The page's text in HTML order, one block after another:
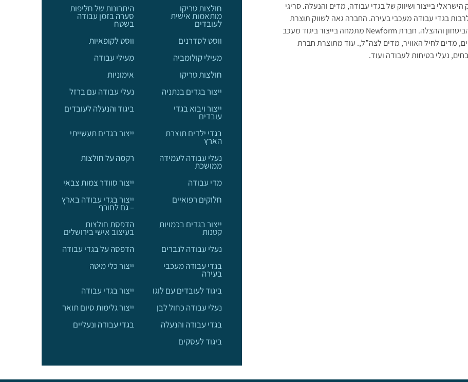
בייצור ושיווק של בגדי עבודה, מדים והנעלה. סריגי
בגדי עבודה מעכבי בעירה. החברה גאה לשווק תוצרת
כחול לבן עבור עובדים מקצועיים במגוון תחובים כולל כוחות הביטחון וההצלה. חברת Newform מתמחה בייצור ביגוד מעכב
מדים לחיל האוויר, מדים לצה”ל,. עוד מתוצרת חברת
חולצות טריקו
מותאמות אישית
לעובדים
היתרונות של חליפות
סערה בזמן עבודה
בשטח
ווסט לסדרנים
ווסט לקופאיות
מעילי קולומביה
מעילי עבודה
חולצות טריקו
אימוניות
ייצור בגדים בנתניה
נעלי עבודה עם ברזל
ייצור ויבוא בגדי
עובדים
ביגוד והנעלה לעובדים
בגדי ילדים תוצרת
הארץ
ייצור בגדים תעשייתי
נעלי עבודה לעמידה
ממושכת
רקמה על חולצות
מדי עבודה
ייצור סוודר צמות צבאי
חלוקים רפואיים
ייצור בגדי עבודה בארץ
– גם לחורף
ייצור בגדים בכמויות
קטנות
הדפסת חולצות
בעיצוב אישי בירושלים
נעלי עבודה לגברים
הדפסה על בגדי עבודה
בגדי עבודה מעכבי
בעירה
ייצור כלי מיטה
ביגוד לעובדים עם לוגו
ייצור בגדי עבודה
נעלי עבודה כחול לבן
ייצור גלימות סיום תואר
בגדי עבודה והנעלה
בגדי עבודה ונעליים
ביגוד לעסקים